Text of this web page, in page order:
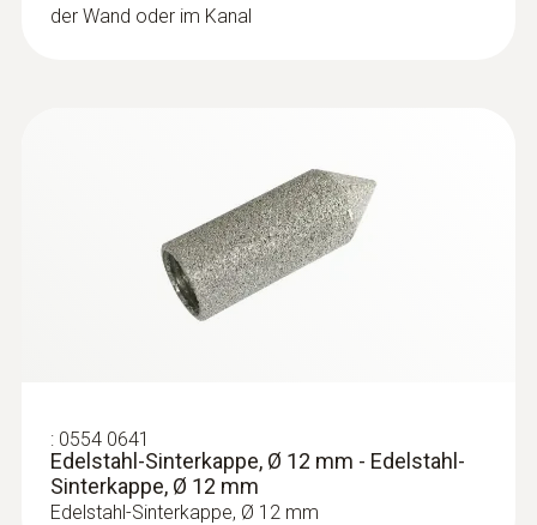
der Wand oder im Kanal
: 0554 0641
Edelstahl-Sinterkappe, Ø 12 mm - Edelstahl-
Sinterkappe, Ø 12 mm
Edelstahl-Sinterkappe, Ø 12 mm